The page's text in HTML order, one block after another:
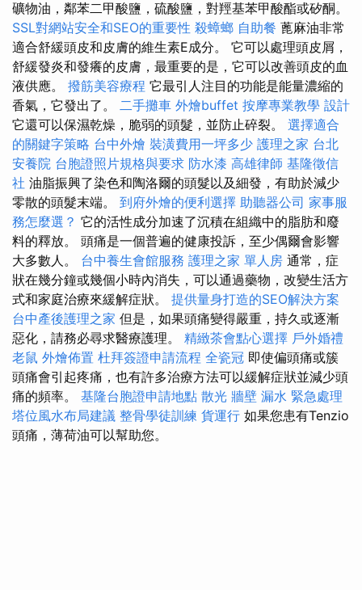
礦物油，鄰苯二甲酸鹽，硫酸鹽，對羥基苯甲酸酯或矽酮。
SSL對網站安全和SEO的重要性 殺蟑螂 自助餐 蓖麻油非常
適合舒緩頭皮和皮膚的維生素E成分。 它可以處理頭皮屑，
舒緩發炎和發癢的皮膚，最重要的是，它可以改善頭皮的血
液供應。 撥筋美容療程 它最引人注目的功能是能量濃縮的
香氣，它發出了。 二手攤車 外燴buffet 按摩專業教學 設計
它還可以保濕乾燥，脆弱的頭髮，並防止碎裂。 選擇適合
的關鍵字策略 台中外燴 裝潢費用一坪多少 護理之家 台北
安養院 台胞證照片規格與要求 防水漆 高雄律師 基隆徵信
社 油脂振興了染色和陶洛爾的頭髮以及細發，有助於減少
零散的頭髮末端。 到府外燴的便利選擇 助聽器公司 家事服
務怎麼選？ 它的活性成分加速了沉積在組織中的脂肪和廢
料的釋放。 頭痛是一個普遍的健康投訴，至少偶爾會影響
大多數人。 台中養生會館服務 護理之家 單人房 通常，症
狀在幾分鐘或幾個小時內消失，可以通過藥物，改變生活方
式和家庭治療來緩解症狀。 提供量身打造的SEO解決方案
台中產後護理之家 但是，如果頭痛變得嚴重，持久或逐漸
惡化，請務必尋求醫療護理。 精緻茶會點心選擇 戶外婚禮
老鼠 外燴佈置 杜拜簽證申請流程 全瓷冠 即使偏頭痛或簇
頭痛會引起疼痛，也有許多治療方法可以緩解症狀並減少頭
痛的頻率。 基隆台胞證申請地點 散光 牆壁 漏水 緊急處理
塔位風水布局建議 整骨學徒訓練 貨運行 如果您患有Tenzio
頭痛，薄荷油可以幫助您。